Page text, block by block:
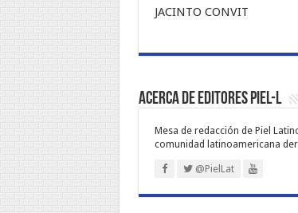
JACINTO CONVIT
Acerca de Editores PIEL-L
Mesa de redacción de Piel
comunidad latinoamericana
@PielLat